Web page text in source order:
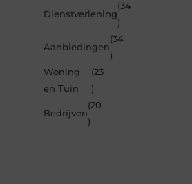
Dienstverlening
(34
)
Aanbiedingen
(34
)
Woning
en Tuin
(23
)
Bedrijven
(20
)